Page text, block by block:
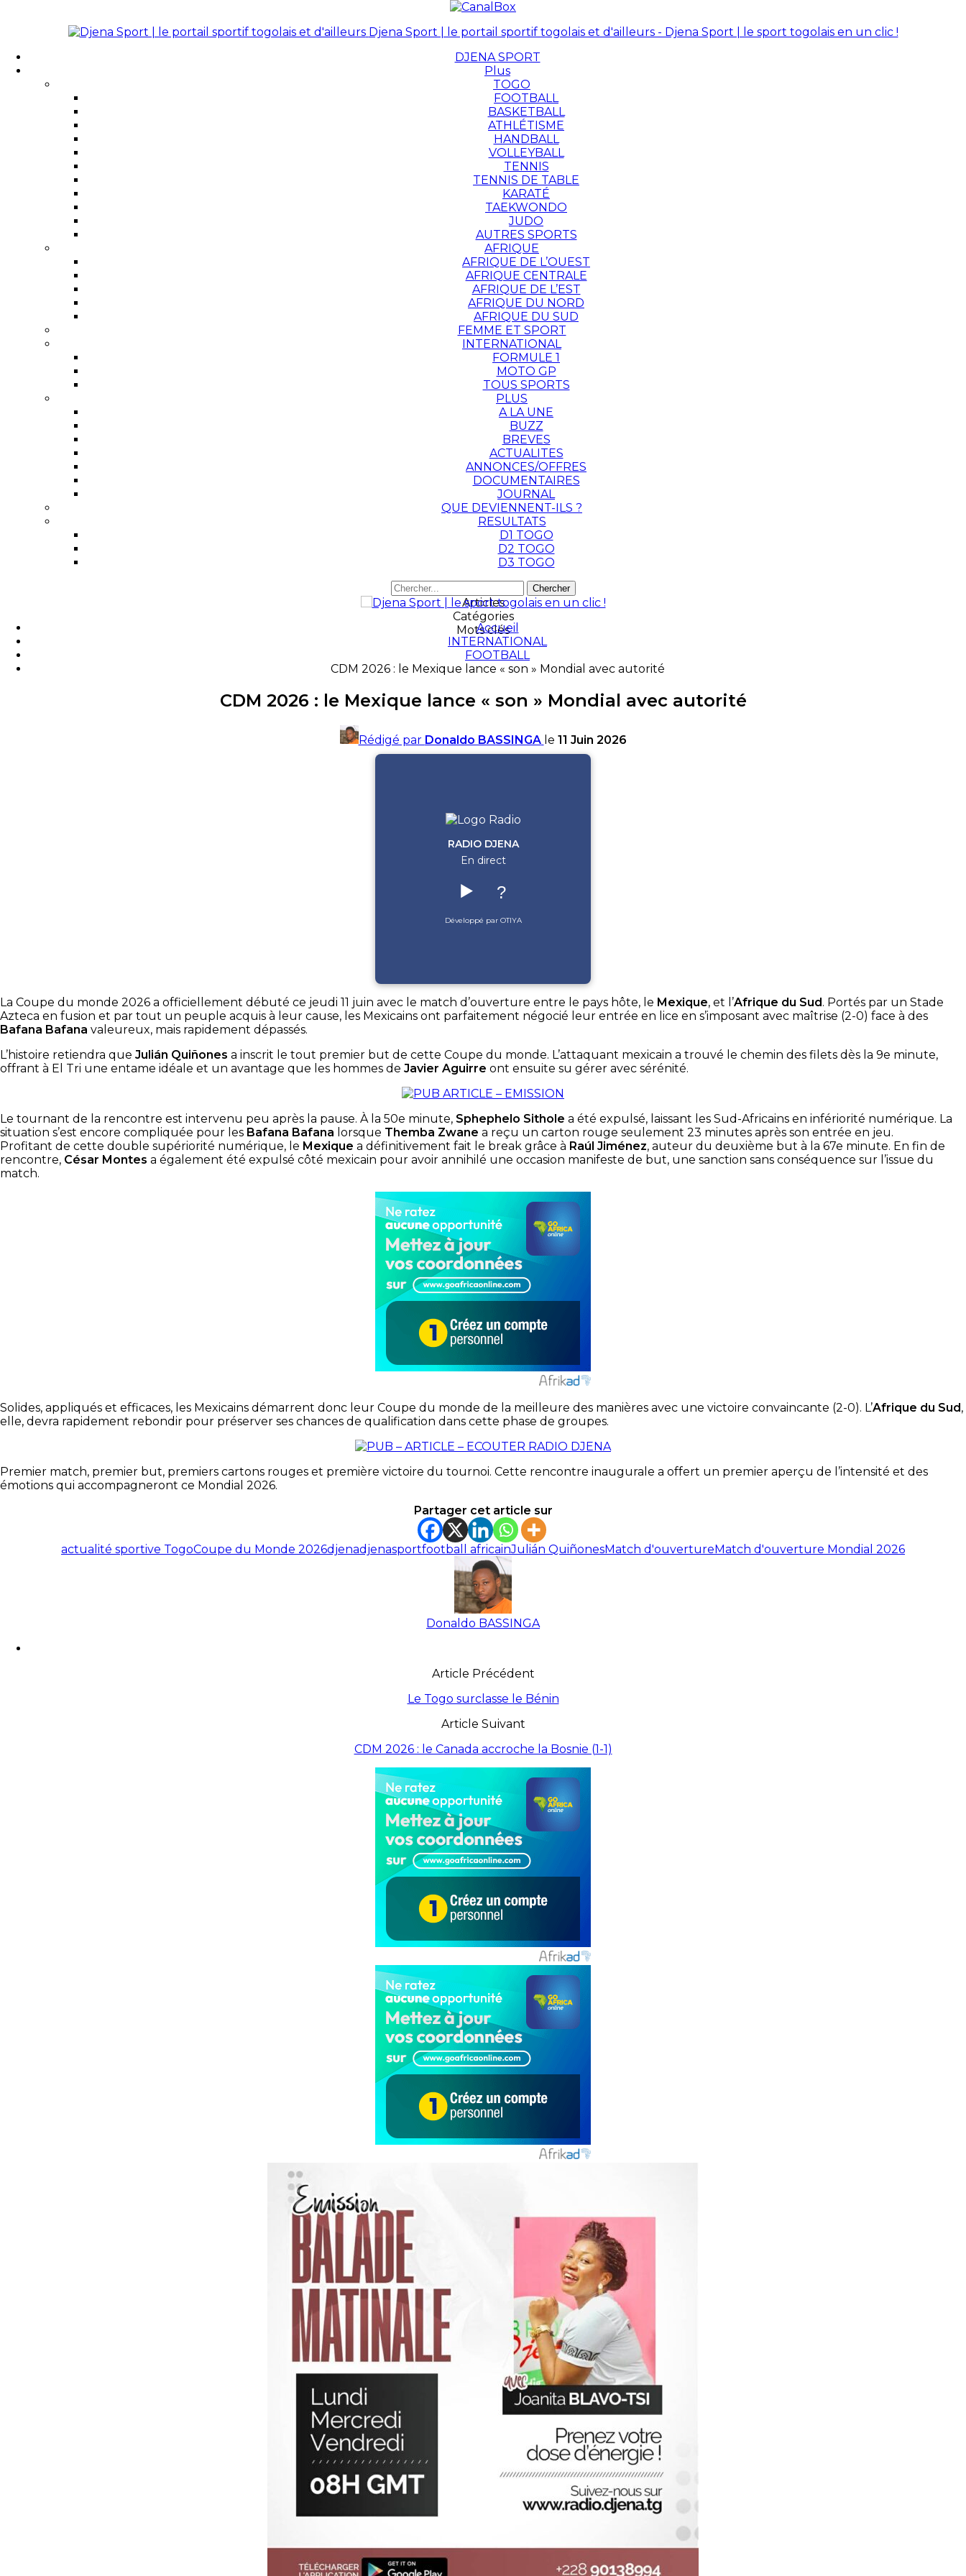
Djena Sport | le portail sportif togolais et d'ailleurs - Djena Sport | le sport togolais en un clic !
DJENA SPORT
Plus
TOGO
FOOTBALL
BASKETBALL
ATHLÉTISME
HANDBALL
VOLLEYBALL
TENNIS
TENNIS DE TABLE
KARATÉ
TAEKWONDO
JUDO
AUTRES SPORTS
AFRIQUE
AFRIQUE DE L’OUEST
AFRIQUE CENTRALE
AFRIQUE DE L’EST
AFRIQUE DU NORD
AFRIQUE DU SUD
FEMME ET SPORT
INTERNATIONAL
FORMULE 1
MOTO GP
TOUS SPORTS
PLUS
A LA UNE
BUZZ
BREVES
ACTUALITES
ANNONCES/OFFRES
DOCUMENTAIRES
JOURNAL
QUE DEVIENNENT-ILS ?
RESULTATS
D1 TOGO
D2 TOGO
D3 TOGO
Articles
Catégories
Mots clés
Accueil
INTERNATIONAL
FOOTBALL
CDM 2026 : le Mexique lance « son » Mondial avec autorité
CDM 2026 : le Mexique lance « son » Mondial avec autorité
Rédigé par Donaldo BASSINGA le 11 Juin 2026
RADIO DJENA
En direct
▶️ ?
Développé par OTIYA
La Coupe du monde 2026 a officiellement débuté ce jeudi 11 juin avec le match d’ouverture entre le pays hôte, le Mexique, et l’Afrique du Sud. Portés par un Stade
Azteca en fusion et par tout un peuple acquis à leur cause, les Mexicains ont parfaitement négocié leur entrée en lice en s’imposant avec maîtrise (2-0) face à des
Bafana Bafana valeureux, mais rapidement dépassés.
L’histoire retiendra que Julián Quiñones a inscrit le tout premier but de cette Coupe du monde. L’attaquant mexicain a trouvé le chemin des filets dès la 9e minute,
offrant à El Tri une entame idéale et un avantage que les hommes de Javier Aguirre ont ensuite su gérer avec sérénité.
Le tournant de la rencontre est intervenu peu après la pause. À la 50e minute, Sphephelo Sithole a été expulsé, laissant les Sud-Africains en infériorité numérique. La
situation s’est encore compliquée pour les Bafana Bafana lorsque Themba Zwane a reçu un carton rouge seulement 23 minutes après son entrée en jeu.
Profitant de cette double supériorité numérique, le Mexique a définitivement fait le break grâce à Raúl Jiménez, auteur du deuxième but à la 67e minute. En fin de
rencontre, César Montes a également été expulsé côté mexicain pour avoir annihilé une occasion manifeste de but, une sanction sans conséquence sur l’issue du
match.
Solides, appliqués et efficaces, les Mexicains démarrent donc leur Coupe du monde de la meilleure des manières avec une victoire convaincante (2-0). L’Afrique du Sud,
elle, devra rapidement rebondir pour préserver ses chances de qualification dans cette phase de groupes.
Premier match, premier but, premiers cartons rouges et première victoire du tournoi. Cette rencontre inaugurale a offert un premier aperçu de l’intensité et des
émotions qui accompagneront ce Mondial 2026.
Partager cet article sur
actualité sportive TogoCoupe du Monde 2026djenadjenasportfootball africainJulián QuiñonesMatch d'ouvertureMatch d'ouverture Mondial 2026
Donaldo BASSINGA
Article Précédent
Le Togo surclasse le Bénin
Article Suivant
CDM 2026 : le Canada accroche la Bosnie (1-1)